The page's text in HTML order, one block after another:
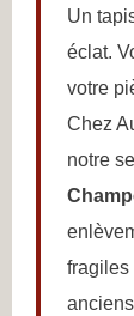
Un
éclat.
votre
Chez
notre
fragiles